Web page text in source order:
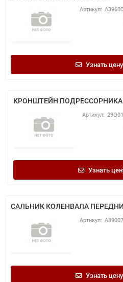
Узнать
КРОНШТЕЙН
Узнать
САЛЬНИК КОЛЕНВАЛА ПЕРЕДНИЙ
Узнать